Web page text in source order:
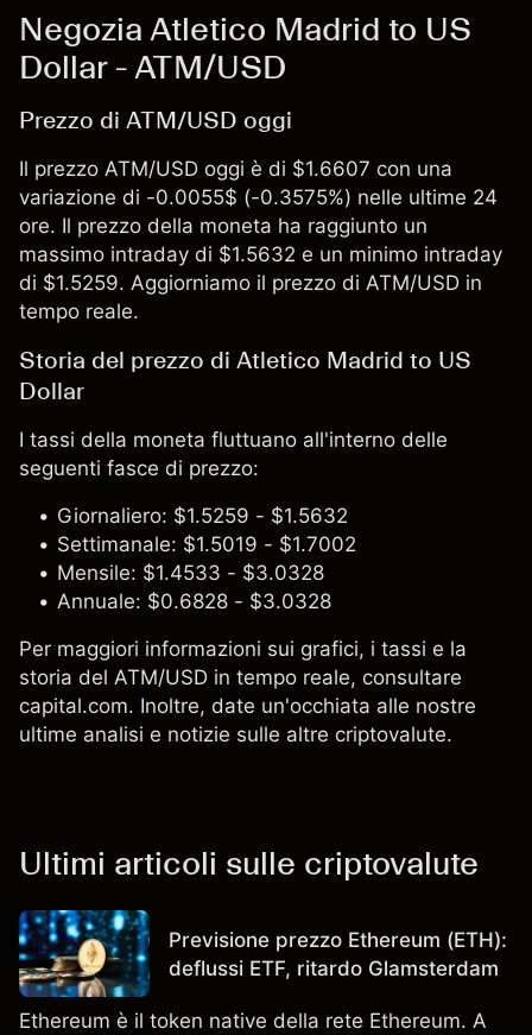
Negozia Atletico Madrid to US
Dollar - ATM/USD
Prezzo di ATM/USD oggi
Il prezzo ATM/USD oggi è di $1.6607 con una
variazione di -0.0055$ (-0.3575%) nelle ultime 24
ore. Il prezzo della moneta ha raggiunto un
massimo intraday di $1.5632 e un minimo intraday
di $1.5259. Aggiorniamo il prezzo di ATM/USD in
tempo reale.
Storia del prezzo di Atletico Madrid to US
Dollar
I tassi della moneta fluttuano all'interno delle
seguenti fasce di prezzo:
Giornaliero: $1.5259 - $1.5632
Settimanale: $1.5019 - $1.7002
Mensile: $1.4533 - $3.0328
Annuale: $0.6828 - $3.0328
Per maggiori informazioni sui grafici, i tassi e la
storia del ATM/USD in tempo reale, consultare
capital.com. Inoltre, date un'occhiata alle nostre
ultime analisi e notizie sulle altre criptovalute.
Ultimi articoli sulle criptovalute
Previsione prezzo Ethereum (ETH):
deflussi ETF, ritardo Glamsterdam
Ethereum è il token native della rete Ethereum. A